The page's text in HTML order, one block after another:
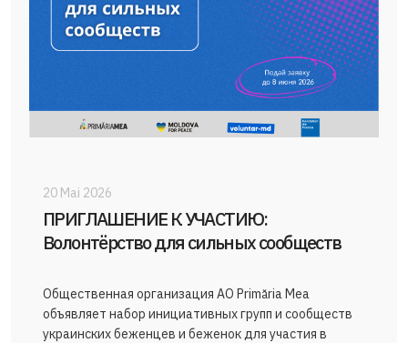
20 Mai 2026
ПРИГЛАШЕНИЕ К УЧАСТИЮ:
Волонтёрство для сильных сообществ
Общественная организация AO Primăria Mea
объявляет набор инициативных групп и сообществ
украинских беженцев и беженок для участия в